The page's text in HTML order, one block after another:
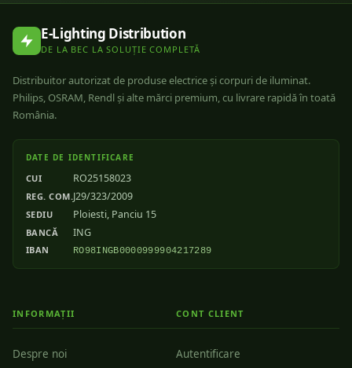
E-Lighting Distribution
DE LA BEC LA SOLUȚIE COMPLETĂ
Distribuitor autorizat de produse electrice și corpuri de iluminat.
Philips, OSRAM, Rendl și alte mărci premium, cu livrare rapidă în toată
România.
DATE DE IDENTIFICARE
CUI RO25158023
REG. COM.J29/323/2009
SEDIU Ploiesti, Panciu 15
BANCĂ ING
IBAN RO98INGB0000999904217289
INFORMAȚII
Despre noi
CONT CLIENT
Autentificare